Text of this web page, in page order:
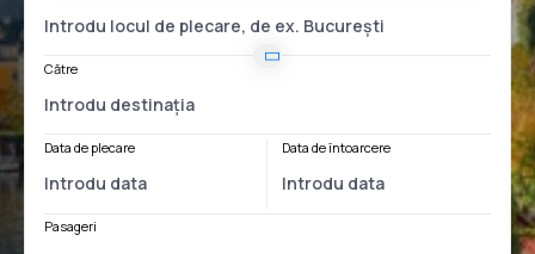
Către
Data de plecare Data de întoarcere
Pasageri